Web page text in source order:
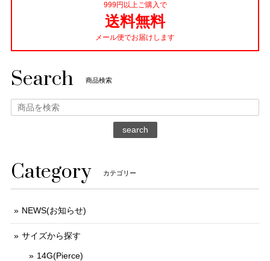
999円以上ご購入で
送料無料
メール便でお届けします
Search 商品検索
search
Category カテゴリー
NEWS(お知らせ)
サイズから探す
14G(Pierce)